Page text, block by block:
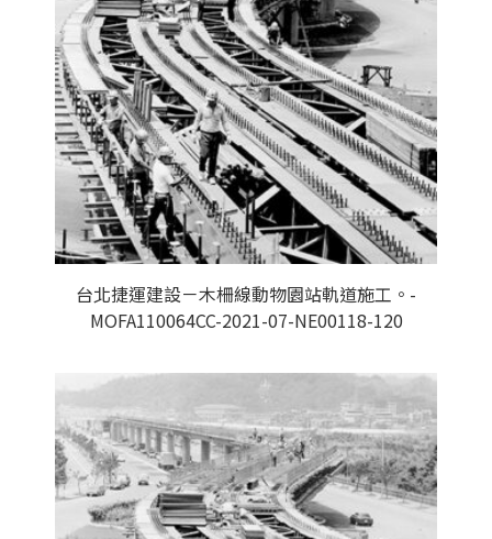
台北捷運建設－木柵線動物園站軌道施工。-
MOFA110064CC-2021-07-NE00118-120